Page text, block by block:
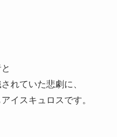
れていた悲劇に、
イスキュロスです。